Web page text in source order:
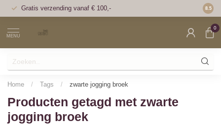
Gratis verzending vanaf € 100,- Voor
8.5
MENU
0
Home / Tags / zwarte jogging broek
Producten getagd met zwarte
jogging broek